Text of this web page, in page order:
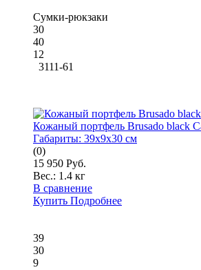
Сумки-рюкзаки
30
40
12
3111-61
Кожаный портфель Brusado black
Габариты: 39x9x30 см
(0)
15 950 Руб.
Вес.: 1.4 кг
В сравнение
Купить Подробнее
39
30
9